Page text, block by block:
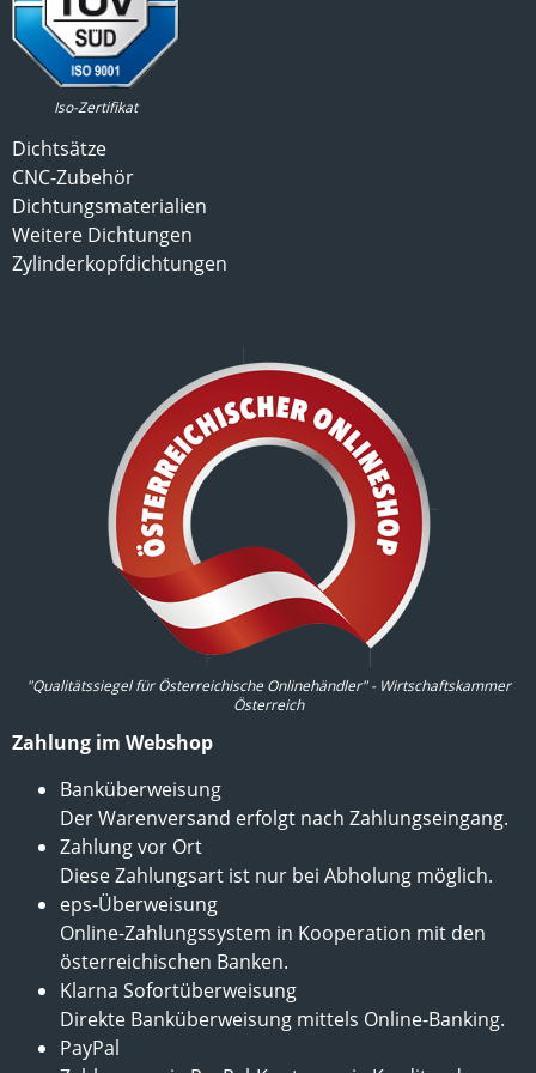
Iso-Zertifikat
Dichtsätze
CNC-Zubehör
Dichtungsmaterialien
Weitere Dichtungen
Zylinderkopfdichtungen
"Qualitätssiegel für Österreichische Onlinehändler" - Wirtschaftskammer
Österreich
Zahlung im Webshop
Banküberweisung
Der Warenversand erfolgt nach Zahlungseingang.
Zahlung vor Ort
Diese Zahlungsart ist nur bei Abholung möglich.
eps-Überweisung
Online-Zahlungssystem in Kooperation mit den
österreichischen Banken.
Klarna Sofortüberweisung
Direkte Banküberweisung mittels Online-Banking.
PayPal